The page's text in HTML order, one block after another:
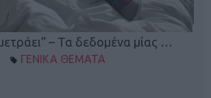
– Τα δεδομένα μίας …
ΓΕΝΙΚΑ ΘΕΜΑΤΑ